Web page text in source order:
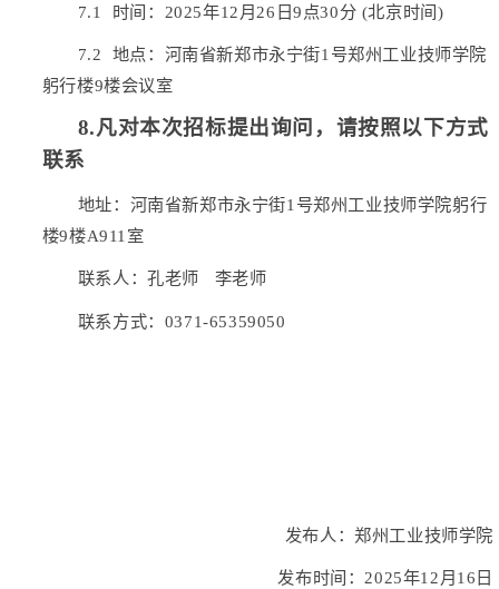
7.1 时间： 2025年12 月 26 日9 点30分 (北京时间)
7.2 地点：河南省新郑市永宁街1号郑州工业技师学院
躬行楼9楼会议室
8.凡对本次招标提出询问，请按照以下方式
联系
地址：河南省新郑市永宁街1号郑州工业技师学院躬行
楼9楼A911室
联系人：孔老师 李老师
联系方式： 0371-65359050
发布人 ：郑州工业技师学院
发布时间 ：2025年12月 16 日